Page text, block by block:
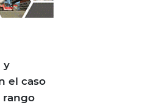
y
el caso
rango